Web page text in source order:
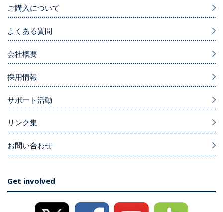
ご購入について
よくある質問
会社概要
採用情報
サポート活動
リンク集
お問い合わせ
Get involved